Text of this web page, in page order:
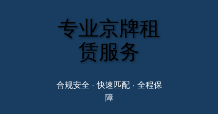
专业京牌租
赁服务
合规安全 · 快速匹配 · 全程保
障